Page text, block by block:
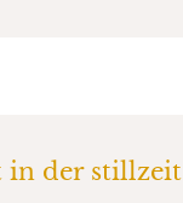
in der stillzeit